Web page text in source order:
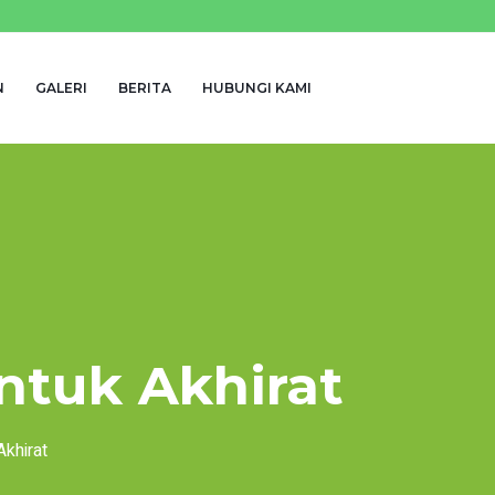
GALERI BERITA HUBUNGI KAMI
Akhirat